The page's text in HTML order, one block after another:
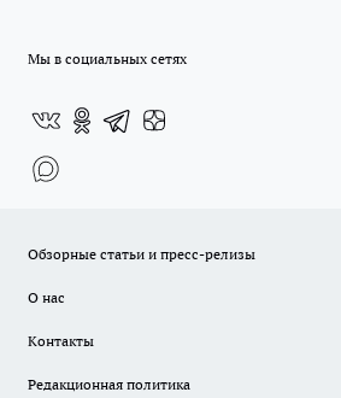
Мы в социальных сетях
Обзорные статьи и пресс-релизы
О нас
Контакты
Редакционная политика